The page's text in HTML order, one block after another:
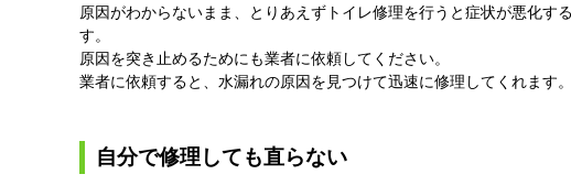
原因がわからないまま、とりあえずトイレ修理を行うと症状が悪化す
す。
原因を突き止めるためにも業者に依頼してください。
業者に依頼すると、水漏れの原因を見つけて迅速に修理してくれます。
自分で修理しても直らない